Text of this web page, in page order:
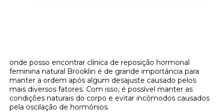
onde posso encontrar clínica de reposição hormonal
feminina natural Brooklin é de grande importância para
manter a ordem após algum desajuste causado pelos
mais diversos fatores. Com isso, é possível manter as
condições naturais do corpo e evitar incômodos causados
pela oscilação de hormônios.